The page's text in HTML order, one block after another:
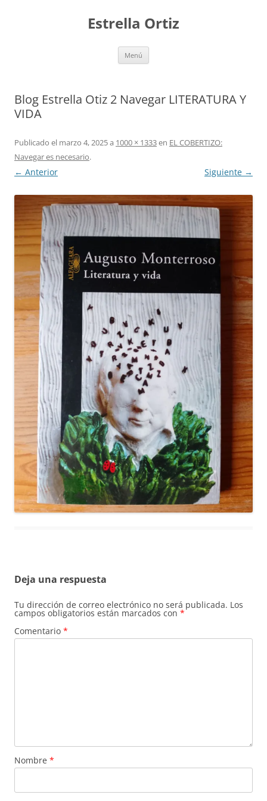
Estrella Ortiz
Menú
Blog Estrella Otiz 2 Navegar LITERATURA Y
VIDA
Publicado el marzo 4, 2025a 1000 × 1333en EL COBERTIZO:
Navegar es necesario.
← Anterior Siguiente →
Deja una respuesta
Tu dirección de correo electrónico no será publicada. Los
campos obligatorios están marcados con *
Comentario *
Nombre *